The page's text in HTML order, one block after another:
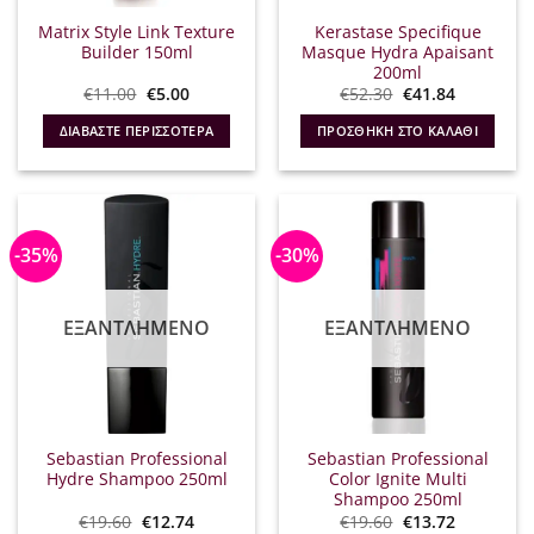
Matrix Style Link Texture
Builder 150ml
€11.00 Original
price
was:
€11.00.
€5.00Η
τιμή
είναι:
€5.00.
ΔΙΑΒΆΣΤΕ ΠΕΡΙΣΣΌΤΕΡΑ
Kerastase Specifique
Masque Hydra Apaisant
200ml
€52.30 Original
price
was:
€52.30.
€41.84Η
τρέχουσα
τιμή
είναι:
€41.84.
ΠΡΟΣΘΉΚΗ ΣΤΟ ΚΑΛΆΘΙ
-35%
ΕΞΑΝΤΛΗΜΈΝΟ
Sebastian Professional
Hydre Shampoo 250ml
€19.60 Original
€12.74Η
-30%
ΕΞΑΝΤΛΗΜΈΝΟ
Sebastian Professional
Color Ignite Multi
Shampoo 250ml
€19.60 Original
€13.72Η